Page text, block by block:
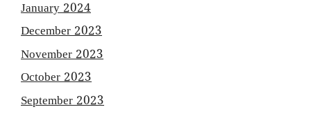
January 2024
December 2023
November 2023
October 2023
September 2023